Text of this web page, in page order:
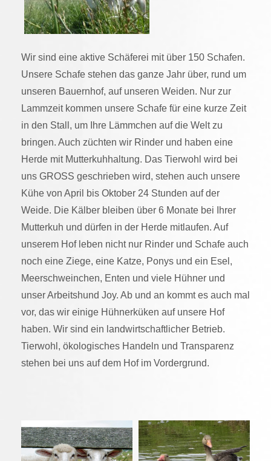
Wir sind eine aktive Schäferei mit über 150 Schafen.
Unsere Schafe stehen das ganze Jahr über, rund um
unseren Bauernhof, auf unseren Weiden. Nur zur
Lammzeit kommen unsere Schafe für eine kurze Zeit
in den Stall, um Ihre Lämmchen auf die Welt zu
bringen. Auch züchten wir Rinder und haben eine
Herde mit Mutterkuhhaltung. Das Tierwohl wird bei
uns GROSS geschrieben wird, stehen auch unsere
Kühe von April bis Oktober 24 Stunden auf der
Weide. Die Kälber bleiben über 6 Monate bei Ihrer
Mutterkuh und dürfen in der Herde mitlaufen. Auf
unserem Hof leben nicht nur Rinder und Schafe auch
noch eine Ziege, eine Katze, Ponys und ein Esel,
Meerschweinchen, Enten und viele Hühner und
unser Arbeitshund Joy. Ab und an kommt es auch mal
vor, das wir einige Hühnerküken auf unsere Hof
haben. Wir sind ein landwirtschaftlicher Betrieb.
Tierwohl, ökologisches Handeln und Transparenz
stehen bei uns auf dem Hof im Vordergrund.